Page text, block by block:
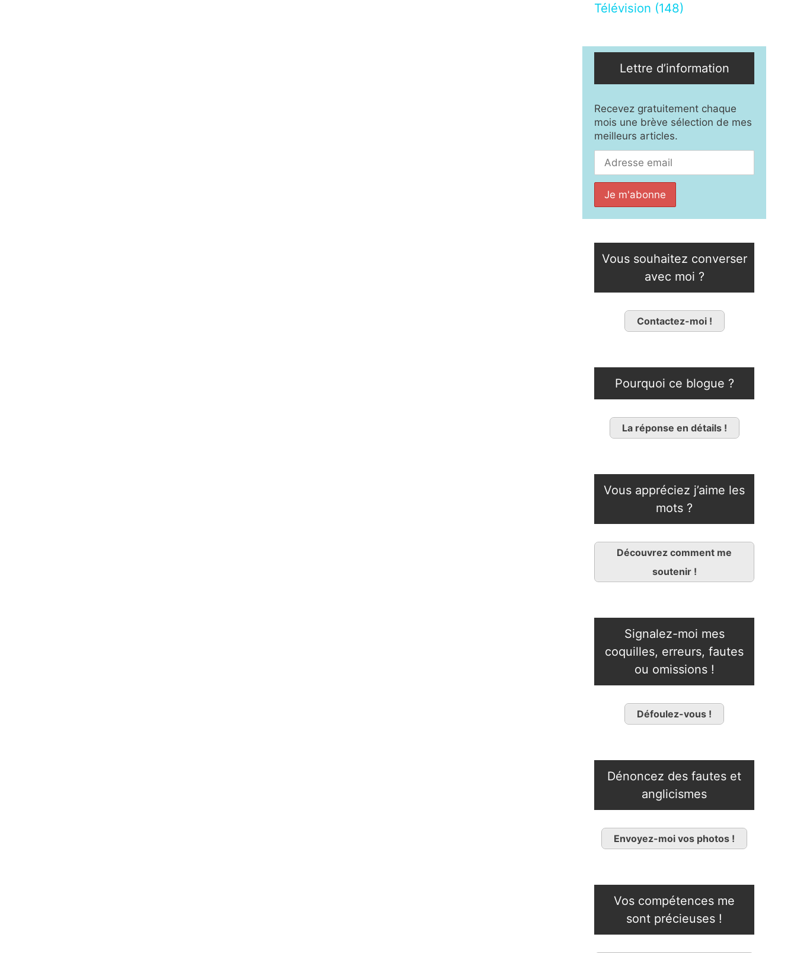
Télévision (148)
Lettre d’information
Recevez gratuitement chaque
mois une brève sélection de mes
meilleurs articles.
Vous souhaitez converser
avec moi ?
Contactez-moi !
Pourquoi ce blogue ?
La réponse en détails !
Vous appréciez j’aime les
mots ?
Découvrez comment me
soutenir !
Signalez-moi mes
coquilles, erreurs, fautes
ou omissions !
Défoulez-vous !
Dénoncez des fautes et
anglicismes
Envoyez-moi vos photos !
Vos compétences me
sont précieuses !